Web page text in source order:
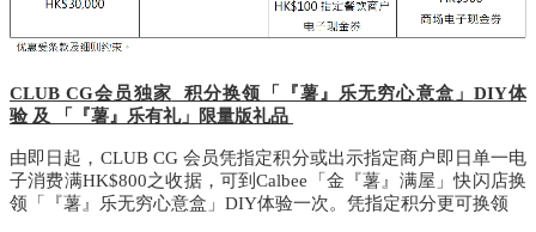
CLUB CG会员独家 积分换领「『薯』乐无穷心意盒」 DIY体
验 及 「『薯』乐有礼」限量版礼品
由即日起， CLUB CG 会员凭指定积分或出示指定商户即日单一电
子消费满HK$800之收据，可到Calbee 「金『薯』满屋」快闪店换
领「『薯』乐无穷心意盒」 DIY体验一次。凭指定积分更可换领